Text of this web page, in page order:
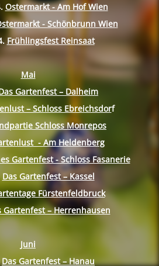
Ostermarkt - Am Hof Wien
- Schönbrunn Wien
Frühlingsfest Reinsaat
Mai
Gartenfest – Dalheim
– Schloss Ebreichsdorf
Schloss Monrepos
- Am Heldenberg
Gartenfest - Schloss Fasanerie
Das Gartenfest – Kassel
Fürstenfeldbruck
Gartenfest – Herrenhausen
Juni
Das Gartenfest – Hanau